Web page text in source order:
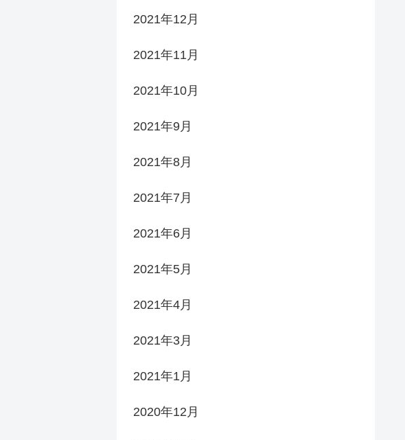
2021年12月
2021年11月
2021年10月
2021年9月
2021年8月
2021年7月
2021年6月
2021年5月
2021年4月
2021年3月
2021年1月
2020年12月